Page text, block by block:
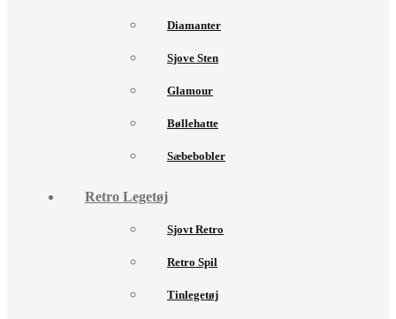
Diamanter
Sjove Sten
Glamour
Bøllehatte
Sæbebobler
Retro Legetøj
Sjovt Retro
Retro Spil
Tinlegetøj